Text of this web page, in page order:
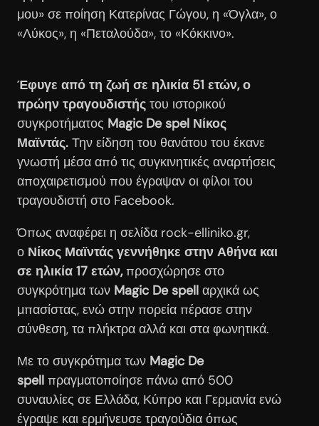
μου» σε ποίηση Κατερίνας Γώγου, η «Όγλα», ο
«Λύκος», η «Πεταλούδα», το «Κόκκινο».
Έφυγε από τη ζωή σε ηλικία 51 ετών, ο
πρώην τραγουδιστής του ιστορικού
συγκροτήματος Magic De spel Νίκος
Μαϊντάς. Την είδηση του θανάτου του έκανε
γνωστή μέσα από τις συγκινητικές αναρτήσεις
αποχαιρετισμού που έγραψαν οι φίλοι του
τραγουδιστή στο Facebook.
Όπως αναφέρει η σελίδα rock-elliniko.gr,
ο Νίκος Μαϊντάς γεννήθηκε στην Αθήνα και
σε ηλικία 17 ετών,προσχώρησε στο
συγκρότημα των Magic De spell αρχικά ως
μπασίστας, ενώ στην πορεία πέρασε στην
σύνθεση, τα πλήκτρα αλλά και στα φωνητικά.
Με το συγκρότημα των Magic De
spell πραγματοποίησε πάνω από 500
συναυλίες σε Ελλάδα, Κύπρο και Γερμανία ενώ
έγραψε και ερμήνευσε τραγούδια όπως